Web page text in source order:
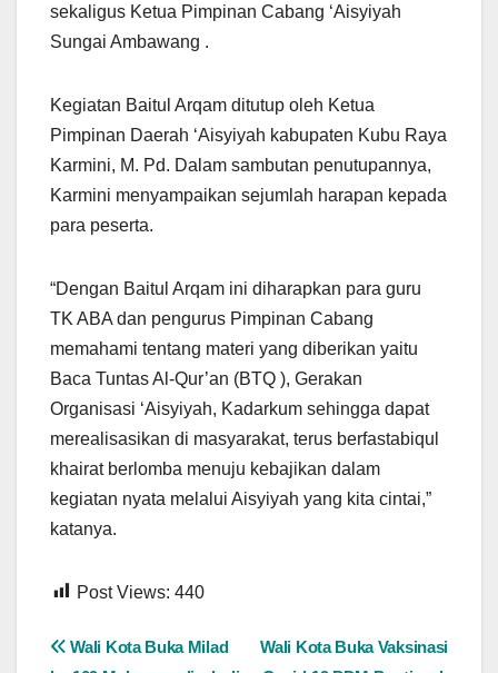
sekaligus Ketua Pimpinan Cabang ‘Aisyiyah
Sungai Ambawang .
Kegiatan Baitul Arqam ditutup oleh Ketua
Pimpinan Daerah ‘Aisyiyah kabupaten Kubu Raya
Karmini, M. Pd. Dalam sambutan penutupannya,
Karmini menyampaikan sejumlah harapan kepada
para peserta.
“Dengan Baitul Arqam ini diharapkan para guru
TK ABA dan pengurus Pimpinan Cabang
memahami tentang materi yang diberikan yaitu
Baca Tuntas Al-Qur’an (BTQ ), Gerakan
Organisasi ‘Aisyiyah, Kadarkum sehingga dapat
merealisasikan di masyarakat, terus berfastabiqul
khairat berlomba menuju kebajikan dalam
kegiatan nyata melalui Aisyiyah yang kita cintai,”
katanya.
Post Views: 440
Navigasi
Wali Kota Buka Vaksinasi
Wali Kota Buka Milad